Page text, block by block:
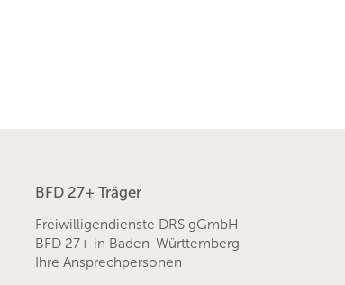
BFD 27+ Träger
Freiwilligendienste DRS gGmbH
BFD 27+ in Baden-Württemberg
Ihre Ansprechpersonen